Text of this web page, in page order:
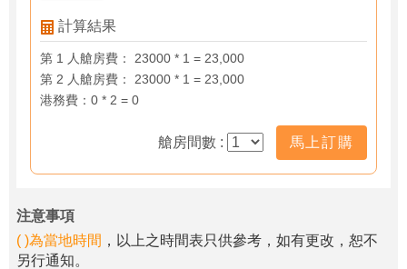
計算結果
第 1 人艙房費： 23000 * 1 = 23,000
第 2 人艙房費： 23000 * 1 = 23,000
港務費：0 * 2 = 0
艙房間數 : 馬上訂購
注意事項
( )為當地時間 ，以上之時間表只供參考，如有更改，恕不
另行通知。